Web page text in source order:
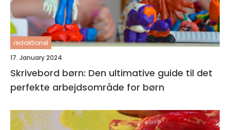
redaktionel
17. January 2024
Skrivebord børn: Den ultimative guide til det
perfekte arbejdsområde for børn